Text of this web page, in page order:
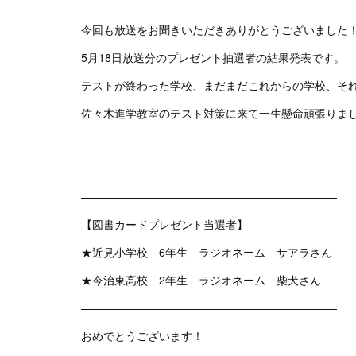
今回も放送をお聞きいただきありがとうございました！
5月18日放送分のプレゼント抽選者の結果発表です。
テストが終わった学校、まだまだこれからの学校、そ
佐々木進学教室のテスト対策に来て一生懸命頑張りま
———————————————————————
【図書カードプレゼント当選者】
★近見小学校 6年生 ラジオネーム サアラさん
★今治東高校 2年生 ラジオネーム 柴犬さん
———————————————————————
おめでとうございます！